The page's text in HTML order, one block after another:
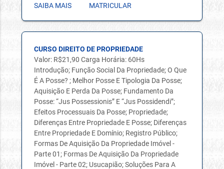
SAIBA MAIS MATRICULAR
CURSO DIREITO DE PROPRIEDADE
Valor: R$21,90 Carga Horária: 60Hs
Introdução; Função Social Da Propriedade; O Que
É A Posse? ; Melhor Posse E Tipologia Da Posse;
Aquisição E Perda Da Posse; Fundamento Da
Posse: “Jus Possessionis” E “Jus Possidendi”;
Efeitos Processuais Da Posse; Propriedade;
Diferenças Entre Propriedade E Posse; Diferenças
Entre Propriedade E Domínio; Registro Público;
Formas De Aquisição Da Propriedade Imóvel -
Parte 01; Formas De Aquisição Da Propriedade
Imóvel - Parte 02; Usucapião; Soluções Para A